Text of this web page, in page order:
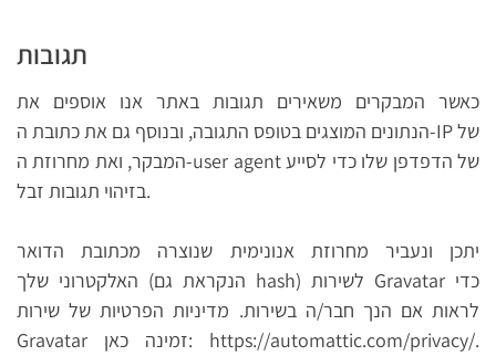
תגובות
כאשר המבקרים משאירים תגובות באתר אנו אוספים את
הנתונים המוצגים בטופס התגובה, ובנוסף גם את כתובת ה-IP של
המבקר, ואת מחרוזת ה-user agent של הדפדפן שלו כדי לסייע
בזיהוי תגובות זבל.
יתכן ונעביר מחרוזת אנונימית שנוצרה מכתובת הדואר
האלקטרוני שלך (הנקראת גם hash) לשירות Gravatar כדי
לראות אם הנך חבר/ה בשירות. מדיניות הפרטיות של שירות
Gravatar זמינה כאן: https://automattic.com/privacy/.